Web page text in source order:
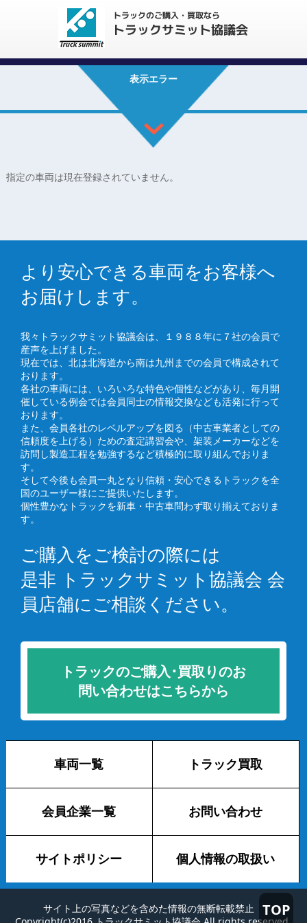
TOP
表示エラー
指定の車両は現在登録されていません。
より安心できる車両をお客様へ
お届けします。
我々トラックサミット協議会は、１９８８年に７社の会員で
産声を上げました。
現在では、北は北海道から南は九州までの会員で構成されて
おります。
各社の車両には、いろいろな特色や個性などがあり、毎月開
催している例会では会員同士の情報交換なども活発に行って
おります。
また、会員各社のレベルアップを図る（中古車業者としての
信頼度を上げる）ための査定講習会や、架装メーカーなどを
訪問し製造工程を勉強するなど積極的に取り組んでおりま
す。
そして今後も会員一丸となり信頼・安心できるトラックを全
国のユーザー様にご提供いたします。
個性豊かなトラックを新車・中古車問わず取り揃えておりま
す。
ご購入をご検討の際には
是非 トラックサミット協議会 会
員店舗にご相談ください。
トラックのご購入･買取りのお
問い合わせはこちらから
車両一覧 トラック買取
会員企業一覧 お問い合わせ
サイトポリシー 個人情報の取扱い
サイト上の写真などを含めた情報の無断転載禁止